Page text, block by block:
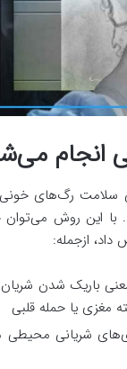
انجام
سلامت رگ‌های
با این روش می‌توان
ازجمله:
باریک شدن
یا حمله قلبی
شریانی محیطی